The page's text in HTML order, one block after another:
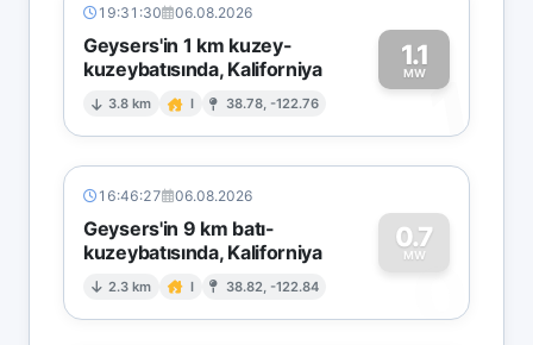
19:31:30 06.08.2026
Geysers'in 1 km kuzey-
kuzeybatısında, Kaliforniya
3.8 km I 38.78, -122.76
1.1
MW1
16:46:27 06.08.2026
Geysers'in 9 km batı-
kuzeybatısında, Kaliforniya
2.3 km I 38.82, -122.84
0.7
MW
0